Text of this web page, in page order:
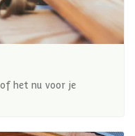
het nu voor je